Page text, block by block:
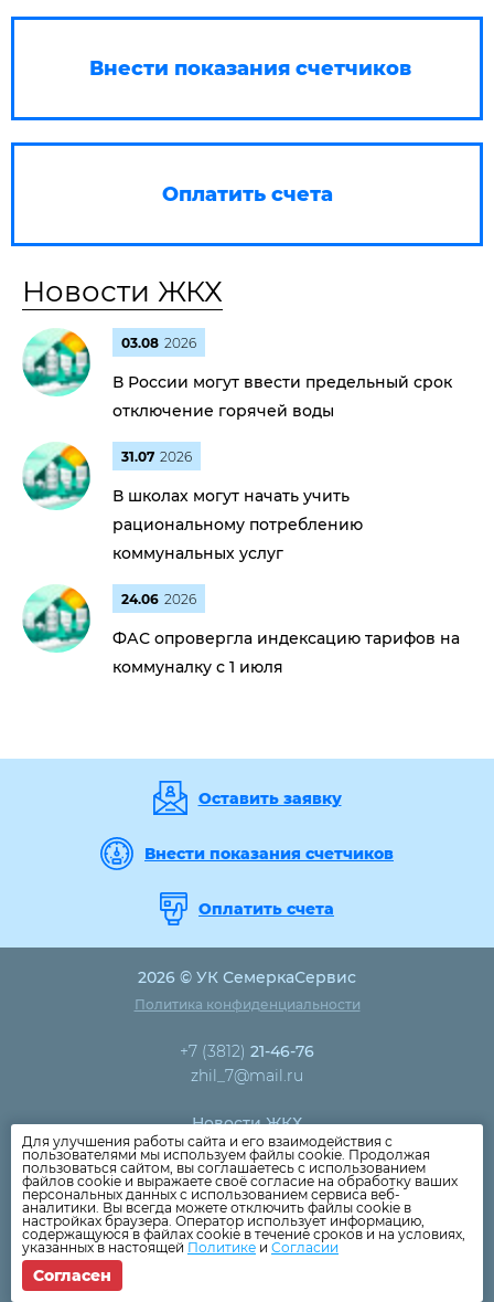
Внести показания счетчиков
Оплатить счета
Новости ЖКХ
03.08 2026
В России могут ввести предельный срок
отключение горячей воды
31.07 2026
В школах могут начать учить
рациональному потреблению
коммунальных услуг
24.06 2026
ФАС опровергла индексацию тарифов на
коммуналку с 1 июля
Оставить заявку
Внести показания счетчиков
Оплатить счета
2026 © УК СемеркаСервис
Политика конфиденциальности
+7 (3812) 21-46-76
zhil_7@mail.ru
Новости ЖКХ
Новости компании
Как оплатить
Дома
Раскрытие информации
Вопросы
Для улучшения работы сайта и его взаимодействия с
пользователями мы используем файлы cookie. Продолжая
пользоваться сайтом, вы соглашаетесь с использованием
файлов cookie и выражаете своё согласие на обработку ваших
персональных данных с использованием сервиса веб-
аналитики. Вы всегда можете отключить файлы cookie в
настройках браузера. Оператор использует информацию,
содержащуюся в файлах cookie в течение сроков и на условиях,
указанных в настоящей Политике и Согласии
Согласен